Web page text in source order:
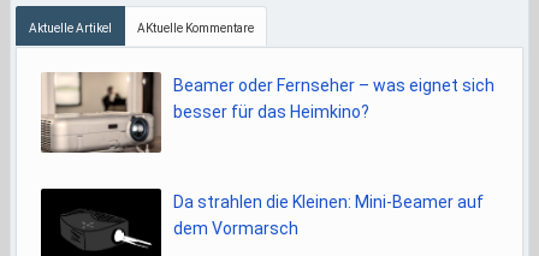
Aktuelle Artikel AKtuelle Kommentare
Beamer oder Fernseher – was eignet sich
besser für das Heimkino?
Da strahlen die Kleinen: Mini-Beamer auf
dem Vormarsch